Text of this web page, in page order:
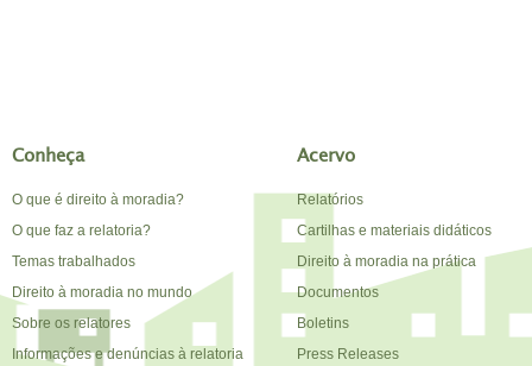
Conheça
O que é direito à moradia?
O que faz a relatoria?
Temas trabalhados
Direito à moradia no mundo
Sobre os relatores
Informações e denúncias à relatoria
Acervo
Relatórios
Cartilhas e materiais didáticos
Direito à moradia na prática
Documentos
Boletins
Press Releases